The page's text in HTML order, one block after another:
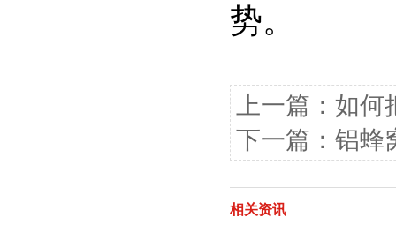
势。
上一篇： 如何
下一篇： 铝蜂
相关资讯